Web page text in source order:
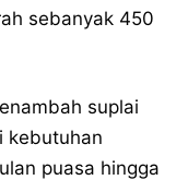
sebanyak 450
suplai
kebutuhan
puasa hingga